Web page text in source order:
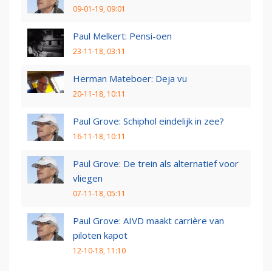
09-01-19, 09:01
Paul Melkert: Pensi-oen
23-11-18, 03:11
Herman Mateboer: Deja vu
20-11-18, 10:11
Paul Grove: Schiphol eindelijk in zee?
16-11-18, 10:11
Paul Grove: De trein als alternatief voor
vliegen
07-11-18, 05:11
Paul Grove: AIVD maakt carrière van
piloten kapot
12-10-18, 11:10